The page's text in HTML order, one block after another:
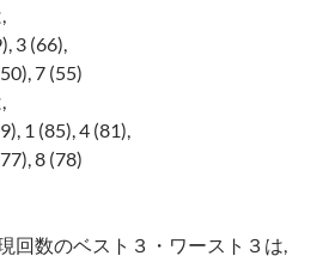
3 (66),
7 (55)
1 (85), 4 (81),
8 (78)
回数のベスト３・ワースト３は,